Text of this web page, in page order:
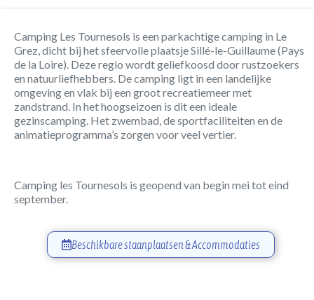
Camping Les Tournesols is een parkachtige camping in Le
Grez, dicht bij het sfeervolle plaatsje Sillé-le-Guillaume (Pays
de la Loire). Deze regio wordt geliefkoosd door rustzoekers
en natuurliefhebbers. De camping ligt in een landelijke
omgeving en vlak bij een groot recreatiemeer met
zandstrand. In het hoogseizoen is dit een ideale
gezinscamping. Het zwembad, de sportfaciliteiten en de
animatieprogramma’s zorgen voor veel vertier.
Camping les Tournesols is geopend van begin mei tot eind
september.
Beschikbare staanplaatsen & Accommodaties